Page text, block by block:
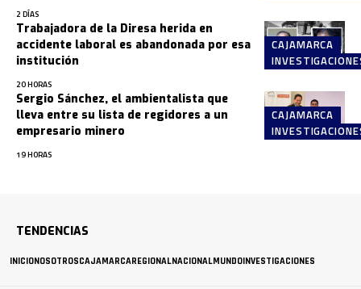
2 DÍAS
CAJAMARCA
Trabajadora de la Diresa herida en
accidente laboral es abandonada por esa
institución
20 HORAS
CAJAMARCA
Sergio Sánchez, el ambientalista que
lleva entre su lista de regidores a un
empresario minero
19 HORAS
TENDENCIAS
INICIONOSOTROSCAJAMARCAREGIONALNACIONALMUNDOINVESTIGACIONES